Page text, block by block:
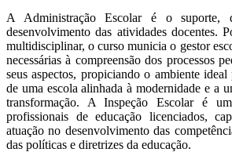
A Administração Escolar é o suporte,
desenvolvimento das atividades docentes.
multidisciplinar, o curso municia o gestor
necessárias à compreensão dos processos
seus aspectos, propiciando o ambiente ideal
de uma escola alinhada à modernidade e a
transformação. A Inspeção Escolar é
profissionais de educação licenciados,
atuação no desenvolvimento das
das políticas e diretrizes da educação.